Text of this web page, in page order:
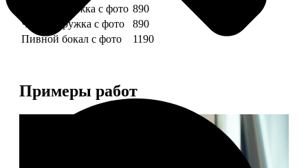
Голубая кружка с фото 890
Черная кружка с фото
890
Пивной бокал с фото
1190
Примеры работ